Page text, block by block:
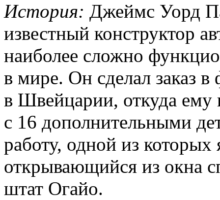
История: Джеймс Уорд
известный конструктор
наиболее сложно
в мире. Он сделал заказ
в Швейцарии, откуда ему
с 16 дополнительными
работу, одной из которых
открывающийся из окна
штат Огайо.